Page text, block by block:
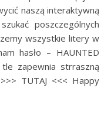
naszą interaktywną
poszczególnych
wszystkie litery w
hasło – HAUNTED
zapewnia strraszną
TUTAJ <<< Happy